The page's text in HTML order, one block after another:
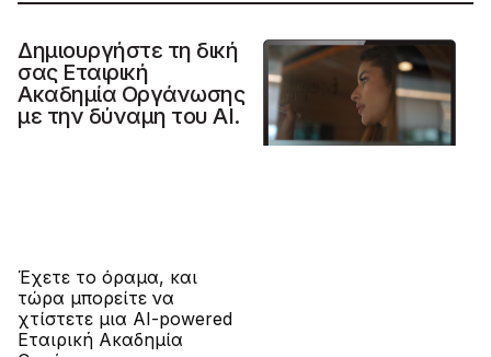
Δημιουργήστε τη δική
σας Εταιρική
Ακαδημία Οργάνωσης
με την δύναμη του AI.
Έχετε το όραμα, και
τώρα μπορείτε να
χτίστετε μια AI-powered
Εταιρική Ακαδημία